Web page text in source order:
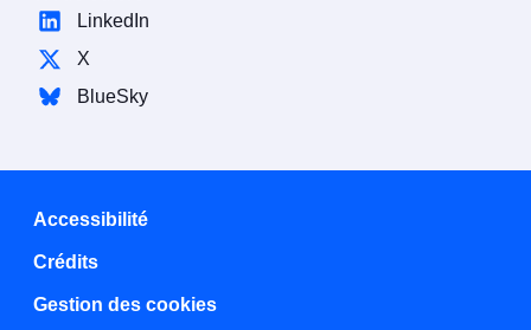
LinkedIn
X
BlueSky
Accessibilité
Crédits
Gestion des cookies